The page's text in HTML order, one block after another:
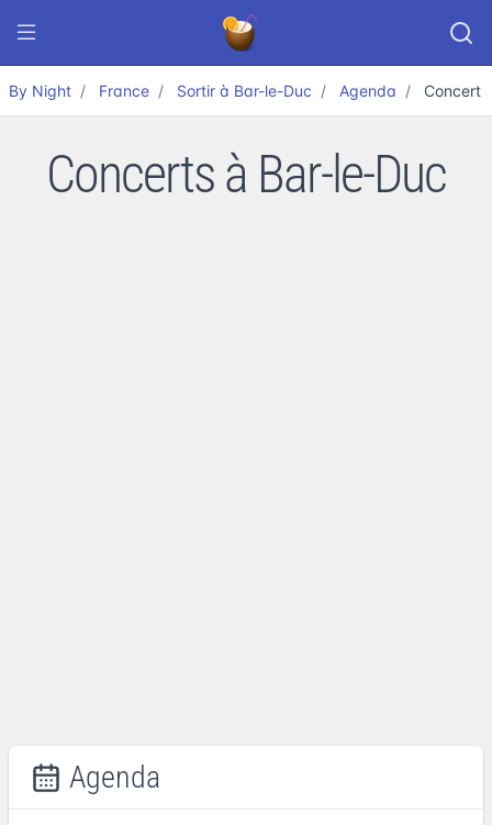
By Night France Sortir à Bar-le-Duc Agenda Concert
Concerts à Bar-le-Duc
Agenda